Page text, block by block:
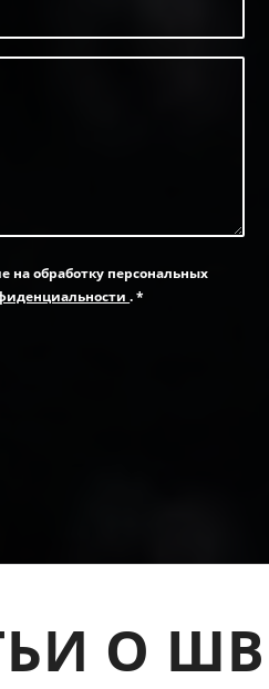
на обработку персональных
.*
О